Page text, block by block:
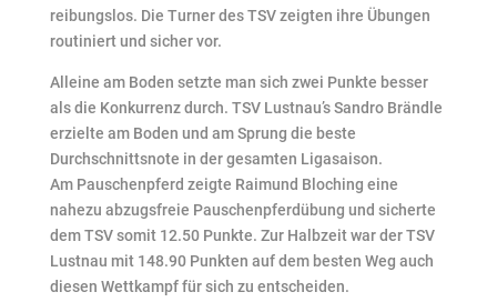
reibungslos. Die Turner des TSV zeigten ihre Übungen
routiniert und sicher vor.
Alleine am Boden setzte man sich zwei Punkte besser
als die Konkurrenz durch. TSV Lustnau’s Sandro Brändle
erzielte am Boden und am Sprung die beste
Durchschnittsnote in der gesamten Ligasaison.
Am Pauschenpferd zeigte Raimund Bloching eine
nahezu abzugsfreie Pauschenpferdübung und sicherte
dem TSV somit 12.50 Punkte. Zur Halbzeit war der TSV
Lustnau mit 148.90 Punkten auf dem besten Weg auch
diesen Wettkampf für sich zu entscheiden.